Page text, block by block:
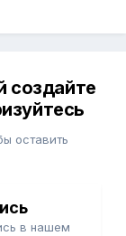
создайте
оставить
в нашем